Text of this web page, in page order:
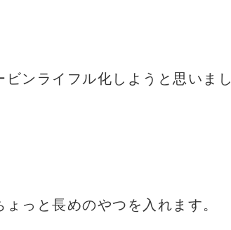
ンライフル化しようと思いまし
っと長めのやつを入れます。